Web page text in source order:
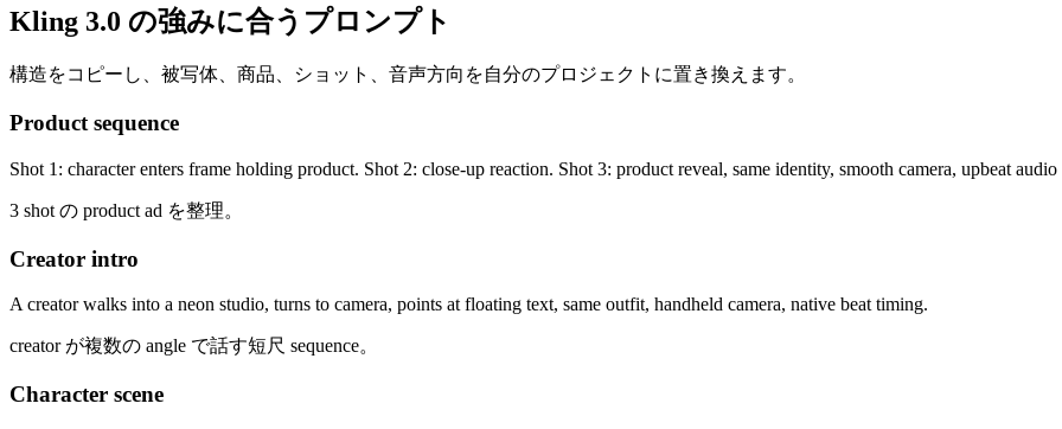
Kling 3.0 の強みに合うプロンプト
構造をコピーし、被写体、商品、ショット、音声方向を自分のプロジェクトに置き換えます。
Product sequence
Shot 1: character enters frame holding product. Shot 2: close-up reaction. Shot 3: product reveal, same identity, smooth camera, upbeat audio
3 shot の product ad を整理。
Creator intro
A creator walks into a neon studio, turns to camera, points at floating text, same outfit, handheld camera, native beat timing.
creator が複数の angle で話す短尺 sequence。
Character scene